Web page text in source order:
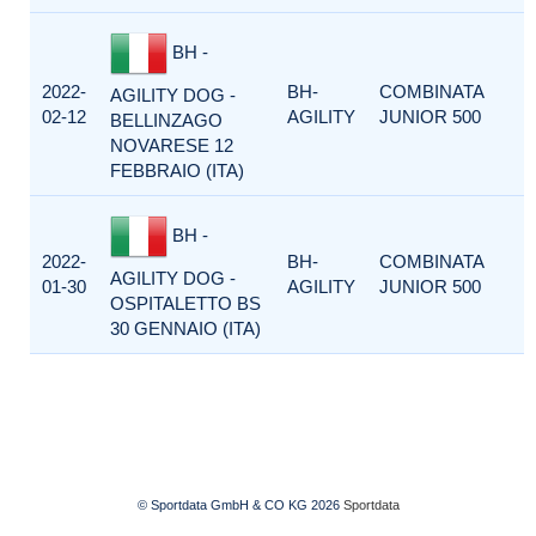
2022-
02-12
BH -
AGILITY DOG -
BELLINZAGO
NOVARESE 12
FEBBRAIO (ITA)
BH-
AGILITY
COMBINATA
JUNIOR 500
2022-
01-30
BH -
AGILITY DOG -
OSPITALETTO BS
30 GENNAIO (ITA)
BH-
AGILITY
COMBINATA
JUNIOR 500
© Sportdata GmbH & CO KG 2026 Sportdata